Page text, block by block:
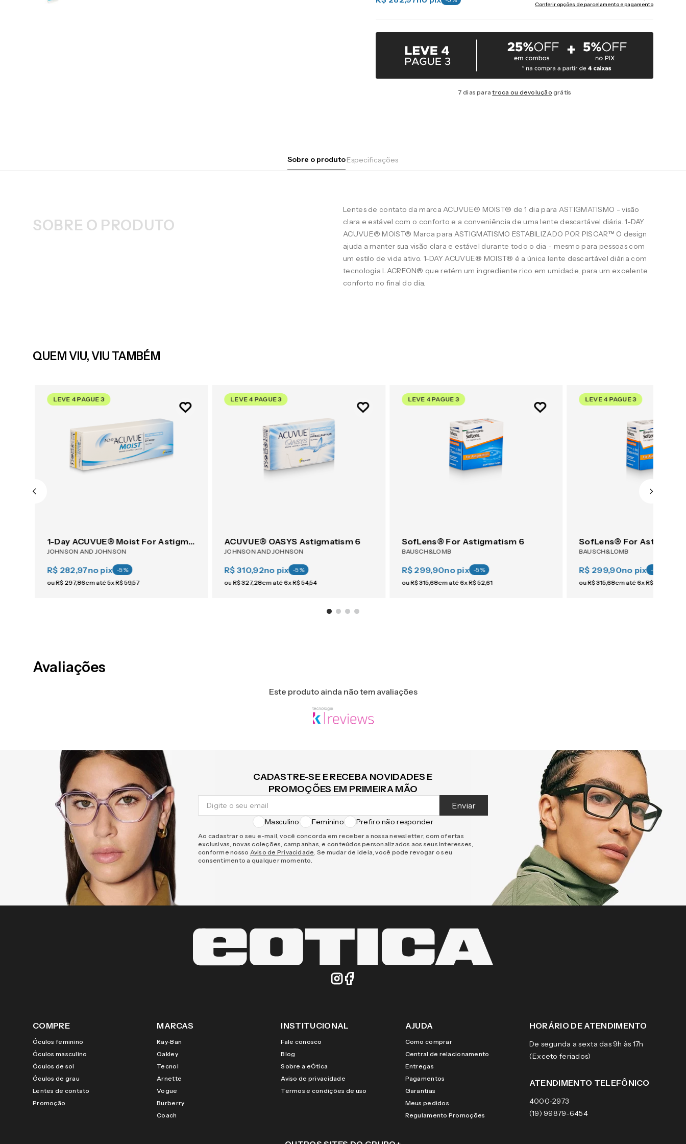
Conferir opções de parcelamento e pagamento
7 dias paratroca ou devolução grátis
Sobre o produtoEspecificações
SOBRE O PRODUTO
Lentes de contato da marca ACUVUE® MOIST® de 1 dia para ASTIGMATISMO - visão
clara e estável com o conforto e a conveniência de uma lente descartável diária. 1-DAY
ACUVUE® MOIST® Marca para ASTIGMATISMO ESTABILIZADO POR PISCAR™ O design
ajuda a manter sua visão clara e estável durante todo o dia - mesmo para pessoas com
um estilo de vida ativo. 1-DAY ACUVUE® MOIST® é a única lente descartável diária com
tecnologia LACREON® que retém um ingrediente rico em umidade, para um excelente
conforto no final do dia.
QUEM VIU, VIU TAMBÉM
LEVE 4 PAGUE 3
1-Day ACUVUE® Moist For Astigmatism 30
JOHNSON AND JOHNSON
R$ 282,97no pix -5%
ouR$ 297,86em até5xR$59,57
LEVE 4 PAGUE 3
ACUVUE® OASYS Astigmatism 6
JOHNSON AND JOHNSON
R$ 310,92no pix -5%
ouR$327,28em até6xR$54,54
LEVE 4 PAGUE 3
SofLens® For Astigmatism 6
BAUSCH&LOMB
R$ 299,90no pix -5%
ouR$315,68em até6xR$52,61
LEVE 4 PAGUE 3
SofLens® For
BAUSCH&LOMB
R$ 299,90no pix -5
ouR$315,68em até6xR$
Avaliações
Este produto ainda não tem avaliações
CADASTRE-SE E RECEBA NOVIDADES E
PROMOÇÕES EM PRIMEIRA MÃO
Enviar
Masculino Feminino Prefiro não responder
Ao cadastrar o seu e-mail, você concorda em receber a nossa newsletter, com ofertas
exclusivas, novas coleções, campanhas, e conteúdos personalizados aos seus interesses,
conforme nosso Aviso de Privacidade. Se mudar de ideia, você pode revogar o seu
consentimento a qualquer momento.
COMPRE
Óculos feminino
Óculos masculino
Óculos de sol
Óculos de grau
Lentes de contato
Promoção
MARCAS
Ray-Ban
Oakley
Tecnol
Arnette
Vogue
Burberry
Coach
INSTITUCIONAL
Fale conosco
Blog
Sobre a eÓtica
Aviso de privacidade
Termos e condições de uso
AJUDA
Como comprar
Central de relacionamento
Entregas
Pagamentos
Garantias
Meus pedidos
Regulamento Promoções
HORÁRIO DE ATENDIMENTO
De segunda a sexta das 9h às 17h
(Exceto feriados)
ATENDIMENTO TELEFÔNICO
4000-2973
(19) 99879-6454